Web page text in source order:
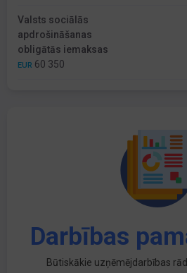
Valsts sociālās
apdrošināšanas
obligātās iemaksas
EUR 60 350
Darbības
Būtiskākie uzņēmējdarbības